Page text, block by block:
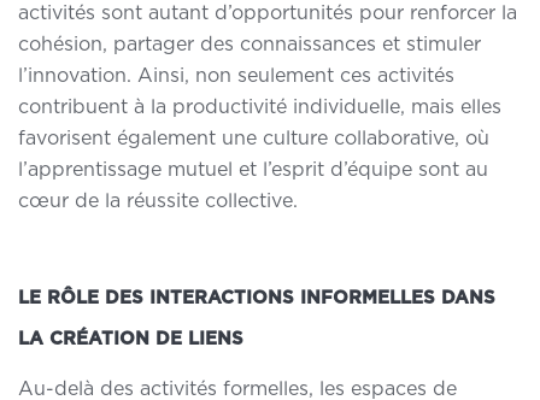
activités sont autant d’opportunités pour renforcer la
cohésion, partager des connaissances et stimuler
l’innovation. Ainsi, non seulement ces activités
contribuent à la productivité individuelle, mais elles
favorisent également une culture collaborative, où
l’apprentissage mutuel et l’esprit d’équipe sont au
cœur de la réussite collective.
LE RÔLE DES INTERACTIONS INFORMELLES DANS
LA CRÉATION DE LIENS
Au-delà des activités formelles, les espaces de